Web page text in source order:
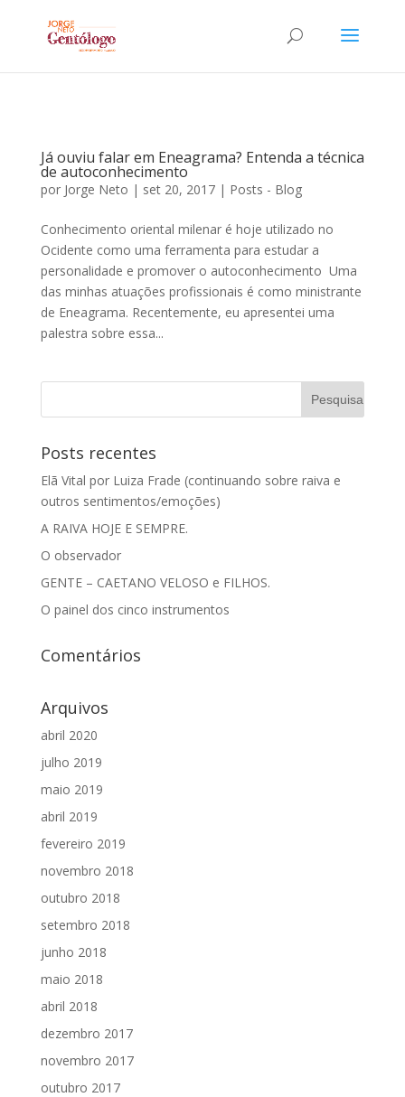
Já ouviu falar em Eneagrama? Entenda a técnica
de autoconhecimento
por Jorge Neto | set 20, 2017| Posts - Blog
Conhecimento oriental milenar é hoje utilizado no
Ocidente como uma ferramenta para estudar a
personalidade e promover o autoconhecimento Uma
das minhas atuações profissionais é como ministrante
de Eneagrama. Recentemente, eu apresentei uma
palestra sobre essa...
Posts recentes
Elã Vital por Luiza Frade (continuando sobre raiva e
outros sentimentos/emoções)
A RAIVA HOJE E SEMPRE.
O observador
GENTE – CAETANO VELOSO e FILHOS.
O painel dos cinco instrumentos
Comentários
Arquivos
abril 2020
julho 2019
maio 2019
abril 2019
fevereiro 2019
novembro 2018
outubro 2018
setembro 2018
junho 2018
maio 2018
abril 2018
dezembro 2017
novembro 2017
outubro 2017